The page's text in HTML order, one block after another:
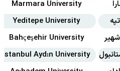
Marmara University
Yeditepe University
Bahçeşehir University
Istanbul Aydın University